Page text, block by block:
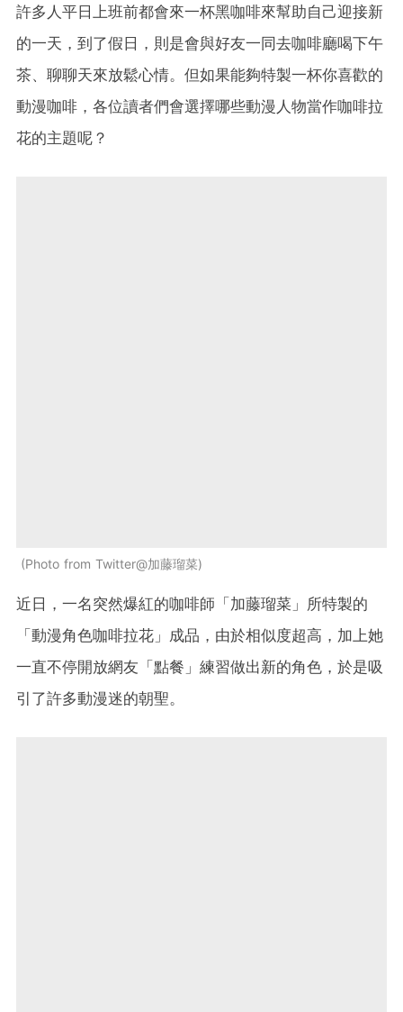
許多人平日上班前都會來一杯黑咖啡來幫助自己迎接新
的一天，到了假日，則是會與好友一同去咖啡廳喝下午
茶、聊聊天來放鬆心情。但如果能夠特製一杯你喜歡的
動漫咖啡，各位讀者們會選擇哪些動漫人物當作咖啡拉
花的主題呢？
Photo from Twitter@加藤瑠菜
近日，一名突然爆紅的咖啡師「加藤瑠菜」所特製的
「動漫角色咖啡拉花」成品，由於相似度超高，加上她
一直不停開放網友「點餐」練習做出新的角色，於是吸
引了許多動漫迷的朝聖。